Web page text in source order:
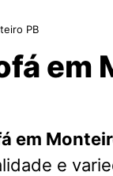
PB
em
em
e